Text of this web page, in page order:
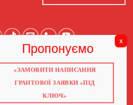
ГОЛОВНА
ГРАНТИ 2026
«ЗАМОВИТИ НАПИСАННЯ
ГРАНТОВОЇ ЗАЯВКИ «ПІД
КЛЮЧ»